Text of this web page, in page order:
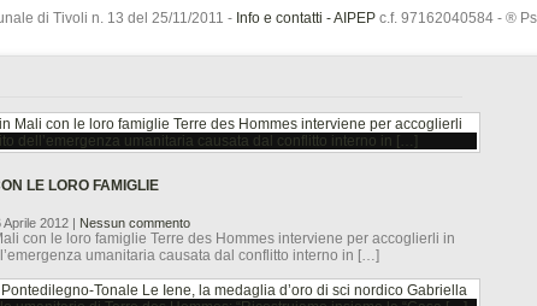
LE LORO FAMIGLIE
Aprile 2012 | Nessun commento
con le loro famiglie Terre des Hommes interviene per accoglierli in
umanitaria causata dal conflitto interno in […]
di Tivoli n. 13 del 25/11/2011 - Info e contatti -AIPEP c.f. 97162040584 - ®